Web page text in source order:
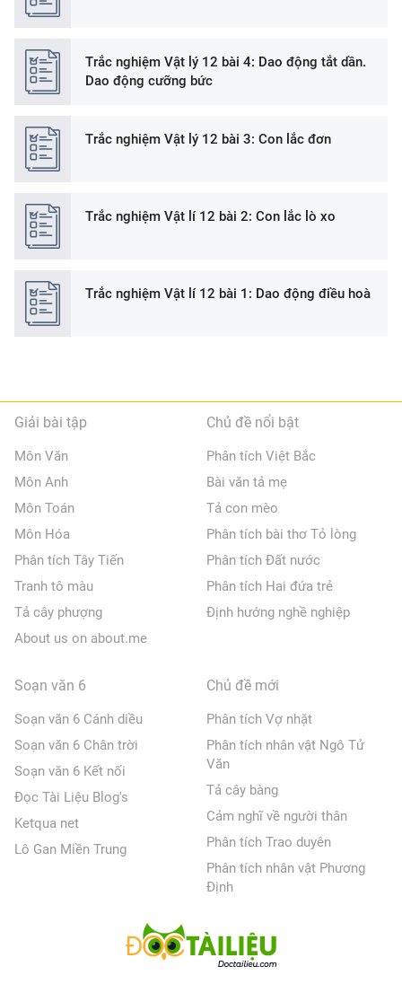
Trắc nghiệm Vật lý 12 bài 4: Dao động tắt dần.
Dao động cưỡng bức
Trắc nghiệm Vật lý 12 bài 3: Con lắc đơn
Trắc nghiệm Vật lí 12 bài 2: Con lắc lò xo
Trắc nghiệm Vật lí 12 bài 1: Dao động điều hoà
Giải bài tập
Môn Văn
Môn Anh
Môn Toán
Môn Hóa
Phân tích Tây Tiến
Tranh tô màu
Tả cây phượng
About us on about.me
Chủ đề nổi bật
Phân tích Việt Bắc
Bài văn tả mẹ
Tả con mèo
Phân tích bài thơ Tỏ lòng
Phân tích Đất nước
Phân tích Hai đứa trẻ
Định hướng nghề nghiệp
Soạn văn 6
Soạn văn 6 Cánh diều
Soạn văn 6 Chân trời
Soạn văn 6 Kết nối
Đọc Tài Liệu Blog's
Ketqua net
Lô Gan Miền Trung
Chủ đề mới
Phân tích Vợ nhặt
Phân tích nhân vật Ngô Tử
Văn
Tả cây bàng
Cảm nghĩ về người thân
Phân tích Trao duyên
Phân tích nhân vật Phương
Định